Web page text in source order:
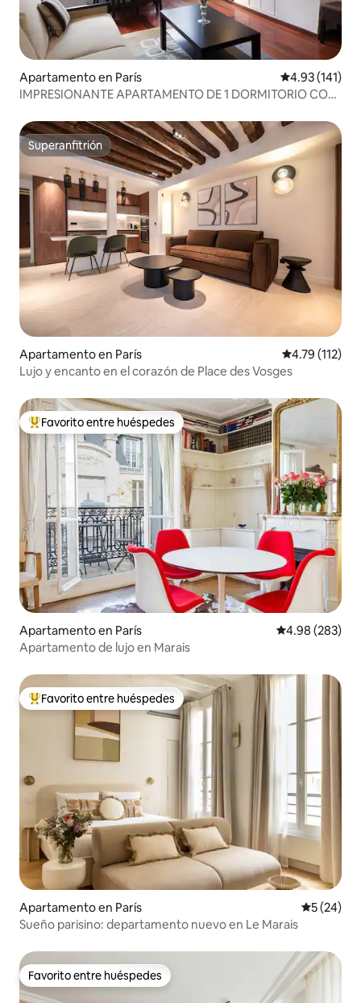
Apartamento en París Calificación
4.93 (141)
IMPRESIONANTE APARTAMENTO DE 1 DORMITORIO CON
Superanfitrión
Superanfitrión
Apartamento en París Calificación
4.79 (112)
Lujo y encanto en el corazón de Place des Vosges
Favorito entre huéspedes preferido
Favorito entre huéspedes
Apartamento en París Calificación
4.98 (283)
Apartamento de lujo en Marais
Favorito entre huéspedes preferido
Favorito entre huéspedes
Apartamento en París
5 (24)
Sueño parisino: departamento nuevo en Le Marais
Favorito entre huéspedes
Favorito entre huéspedes